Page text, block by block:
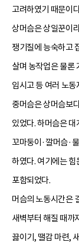
고려하였기 때문이
상머슴은 상일꾼이
쟁기질에 능숙하고
살며 농작업은 물론
임시고 등 여러 노
중머슴은 상머슴보
있었다. 하머슴은
꼬마둥이·깔머슴·
하였다. 여기에는
포함되었다.
머슴의 노동시간은
새벽부터 해질 때까
끓이기, 땔감 마련,